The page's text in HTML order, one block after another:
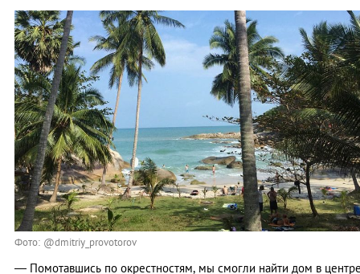
Фото: @dmitriy_provotorov
— Помотавшись по окрестностям, мы смогли найти дом в